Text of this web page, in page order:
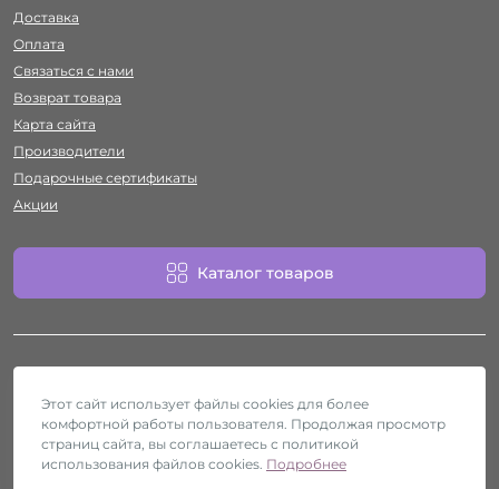
Доставка
Оплата
Связаться с нами
Возврат товара
Карта сайта
Производители
Подарочные сертификаты
Акции
Каталог товаров
Работает наocStore
Секс-шоп Htyvka © 2026
Этот сайт использует файлы cookies для более
комфортной работы пользователя. Продолжая просмотр
страниц сайта, вы соглашаетесь с политикой
использования файлов cookies. Подробнее